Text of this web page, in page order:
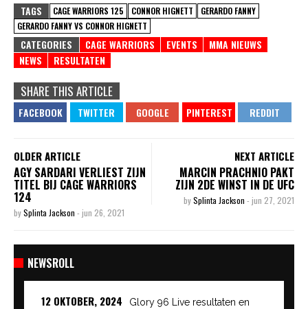
TAGS CAGE WARRIORS 125 CONNOR HIGNETT
GERARDO FANNY
GERARDO FANNY VS CONNOR HIGNETT
CATEGORIES CAGE WARRIORS EVENTS
MMA NIEUWS
NEWS
RESULTATEN
SHARE THIS ARTICLE
OLDER ARTICLE
AGY SARDARI VERLIEST ZIJN
TITEL BIJ CAGE WARRIORS
124
bySplinta Jackson - jun 26, 2021
NEXT ARTICLE
MARCIN PRACHNIO PAKT
ZIJN 2DE WINST IN DE UFC
bySplinta Jackson - jun 27, 2021
NEWSROLL
12 OKTOBER, 2024
Glory 96 Live resultaten en